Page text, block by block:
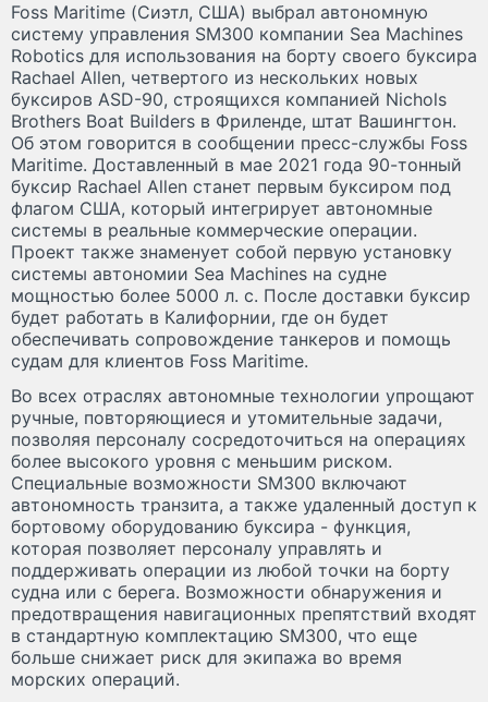
Foss Maritime (Сиэтл, США) выбрал автономную
систему управления SM300 компании Sea Machines
Robotics для использования на борту своего буксира
Rachael Allen, четвертого из нескольких новых
буксиров ASD-90, строящихся компанией Nichols
Brothers Boat Builders в Фриленде, штат Вашингтон.
Об этом говорится в сообщении пресс-службы Foss
Maritime. Доставленный в мае 2021 года 90-тонный
буксир Rachael Allen станет первым буксиром под
флагом США, который интегрирует автономные
системы в реальные коммерческие операции.
Проект также знаменует собой первую установку
системы автономии Sea Machines на судне
мощностью более 5000 л. с. После доставки буксир
будет работать в Калифорнии, где он будет
обеспечивать сопровождение танкеров и помощь
судам для клиентов Foss Maritime.
Во всех отраслях автономные технологии упрощают
ручные, повторяющиеся и утомительные задачи,
позволяя персоналу сосредоточиться на операциях
более высокого уровня с меньшим риском.
Специальные возможности SM300 включают
автономность транзита, а также удаленный доступ к
бортовому оборудованию буксира - функция,
которая позволяет персоналу управлять и
поддерживать операции из любой точки на борту
судна или с берега. Возможности обнаружения и
предотвращения навигационных препятствий входят
в стандартную комплектацию SM300, что еще
больше снижает риск для экипажа во время
морских операций.